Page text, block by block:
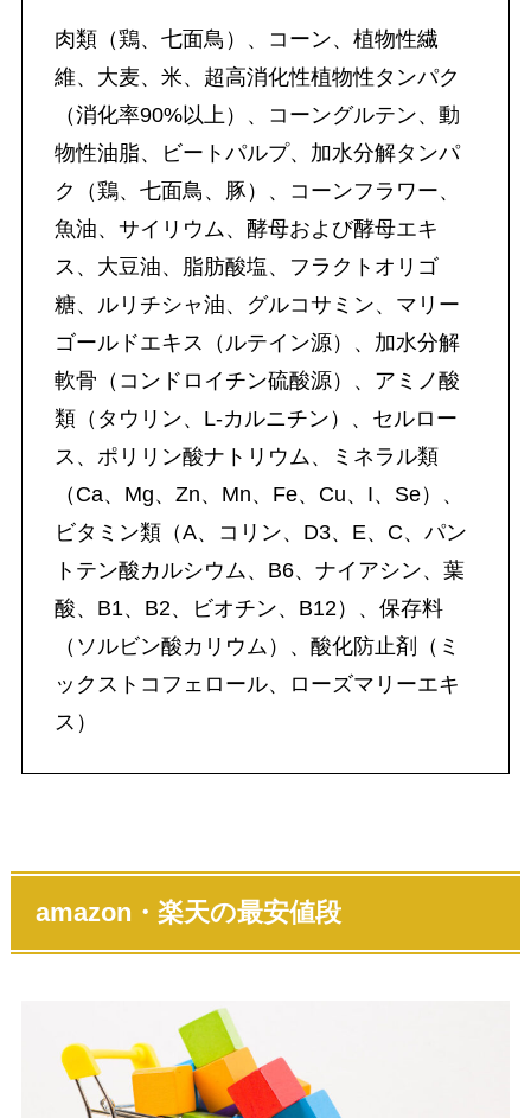
肉類（鶏、七面鳥）、コーン、植物性繊
維、大麦、米、超高消化性植物性タンパク
（消化率90%以上）、コーングルテン、動
物性油脂、ビートパルプ、加水分解タンパ
ク（鶏、七面鳥、豚）、コーンフラワー、
魚油、サイリウム、酵母および酵母エキ
ス、大豆油、脂肪酸塩、フラクトオリゴ
糖、ルリチシャ油、グルコサミン、マリー
ゴールドエキス（ルテイン源）、加水分解
軟骨（コンドロイチン硫酸源）、アミノ酸
類（タウリン、L-カルニチン）、セルロー
ス、ポリリン酸ナトリウム、ミネラル類
（Ca、Mg、Zn、Mn、Fe、Cu、I、Se）、
ビタミン類（A、コリン、D3、E、C、パン
トテン酸カルシウム、B6、ナイアシン、葉
酸、B1、B2、ビオチン、B12）、保存料
（ソルビン酸カリウム）、酸化防止剤（ミ
ックストコフェロール、ローズマリーエキ
ス）
amazon・楽天の最安値段